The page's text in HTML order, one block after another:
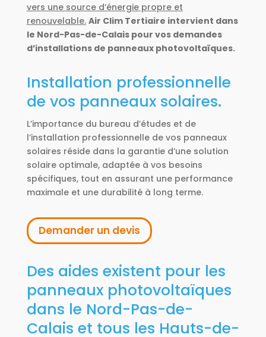
vers une source d’énergie propre et
renouvelable. Air Clim Tertiaire intervient dans
le Nord-Pas-de-Calais pour vos demandes
d’installations de panneaux photovoltaïques.
Installation professionnelle
de vos panneaux solaires.
L’importance du bureau d’études et de
l’installation professionnelle de vos panneaux
solaires réside dans la garantie d’une solution
solaire optimale, adaptée à vos besoins
spécifiques, tout en assurant une performance
maximale et une durabilité à long terme.
Demander un devis
Des aides existent pour les
panneaux photovoltaïques
dans le Nord-Pas-de-
Calais et tous les Hauts-de-